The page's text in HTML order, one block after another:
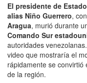
El presidente de
alias Niño Guerrero,
Aragua, murió durante
Comando Sur
autoridades
video que mostraría el
rápidamente se
de la región.